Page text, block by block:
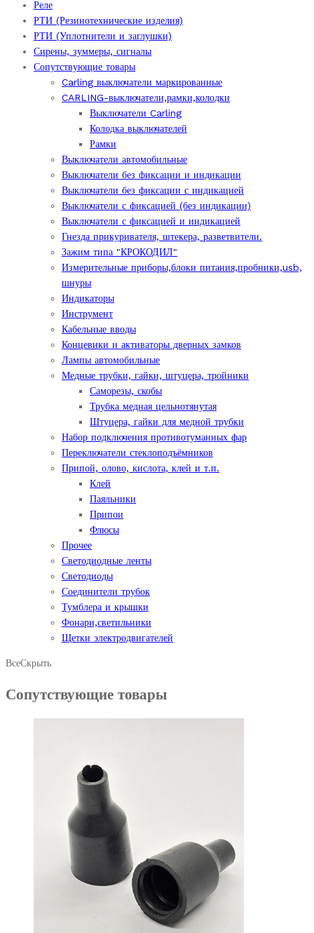
Реле
РТИ (Резинотехнические изделия)
РТИ (Уплотнители и заглушки)
Сирены, зуммеры, сигналы
Сопутствующие товары
Carling выключатели маркированные
CARLING-выключатели,рамки,колодки
Выключатели Carling
Колодка выключателей
Рамки
Выключатели автомобильные
Выключатели без фиксации и индикации
Выключатели без фиксации с индикацией
Выключатели с фиксацией (без индикации)
Выключатели с фиксацией и индикацией
Гнезда прикуривателя, штекера, разветвители.
Зажим типа "КРОКОДИЛ"
Измерительные приборы,блоки питания,пробники,usb,
шнуры
Индикаторы
Инструмент
Кабельные вводы
Концевики и активаторы дверных замков
Лампы автомобильные
Медные трубки, гайки, штуцера, тройники
Саморезы, скобы
Трубка медная цельнотянутая
Штуцера, гайки для медной трубки
Набор подключения противотуманных фар
Переключатели стеклоподъёмников
Припой, олово, кислота, клей и т.п.
Клей
Паяльники
Припои
Флюсы
Прочее
Светодиодные ленты
Светодиоды
Соединители трубок
Тумблера и крышки
Фонари,светильники
Щетки электродвигателей
ВсеСкрыть
Сопутствующие товары